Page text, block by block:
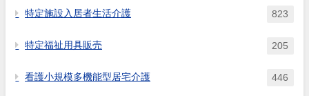
特定施設入居者生活介護 823
特定福祉用具販売 205
看護小規模多機能型居宅介護 446